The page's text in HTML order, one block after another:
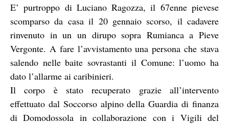
E’ purtroppo di Luciano Ragozza, il 67enne pievese
scomparso da casa il 20 gennaio scorso, il cadavere
rinvenuto in un un dirupo sopra Rumianca a Pieve
Vergonte. A fare l’avvistamento una persona che stava
salendo nelle baite sovrastanti il Comune: l’uomo ha
dato l’allarme ai caribinieri.
Il corpo è stato recuperato grazie all’intervento
effettuato dal Soccorso alpino della Guardia di finanza
di Domodossola in collaborazione con i Vigili del